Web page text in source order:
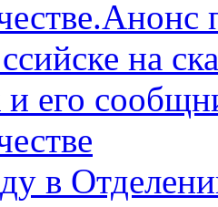
на
его
в